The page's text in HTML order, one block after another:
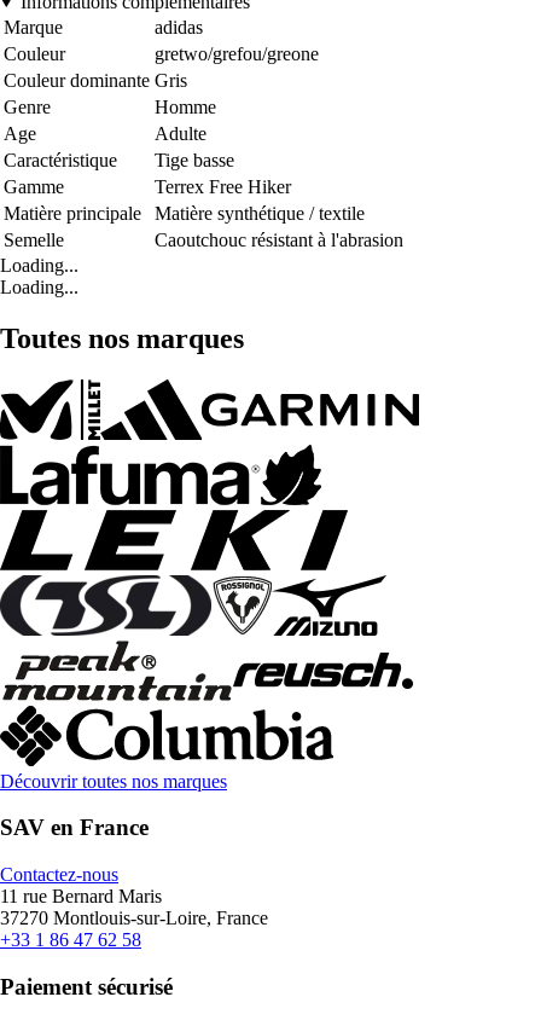
Marque
adidas
Couleur
gretwo/grefou/greone
Couleur dominante Gris
Genre
Homme
Age
Adulte
Caractéristique
Tige basse
Gamme
Terrex Free Hiker
Matière principale
Matière synthétique / textile
Semelle
Caoutchouc résistant à l'abrasion
Loading...
Loading...
Toutes nos marques
Découvrir toutes nos marques
SAV en France
Contactez-nous
11 rue Bernard Maris
37270 Montlouis-sur-Loire, France
+33 1 86 47 62 58
Paiement sécurisé